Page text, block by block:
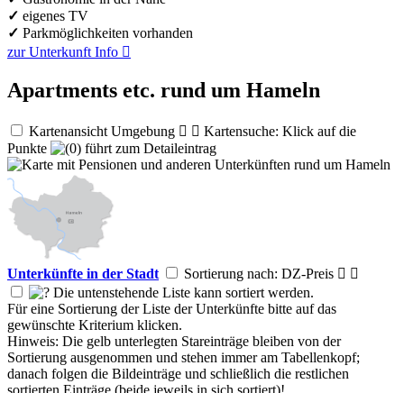
✓ eigenes TV
✓ Parkmöglichkeiten vorhanden
zur Unterkunft Info 
Apartments etc. rund um Hameln
Kartenansicht Umgebung   Kartensuche: Klick auf die
Punkte
führt zum Detaileintrag
Unterkünfte in der Stadt Sortierung nach: DZ-Preis  
Die untenstehende Liste kann sortiert werden.
Für eine Sortierung der Liste der Unterkünfte bitte auf das
gewünschte Kriterium klicken.
Hinweis: Die gelb unterlegten Stareinträge bleiben von der
Sortierung ausgenommen und stehen immer am Tabellenkopf;
danach folgen die Bildeinträge und schließlich die restlichen